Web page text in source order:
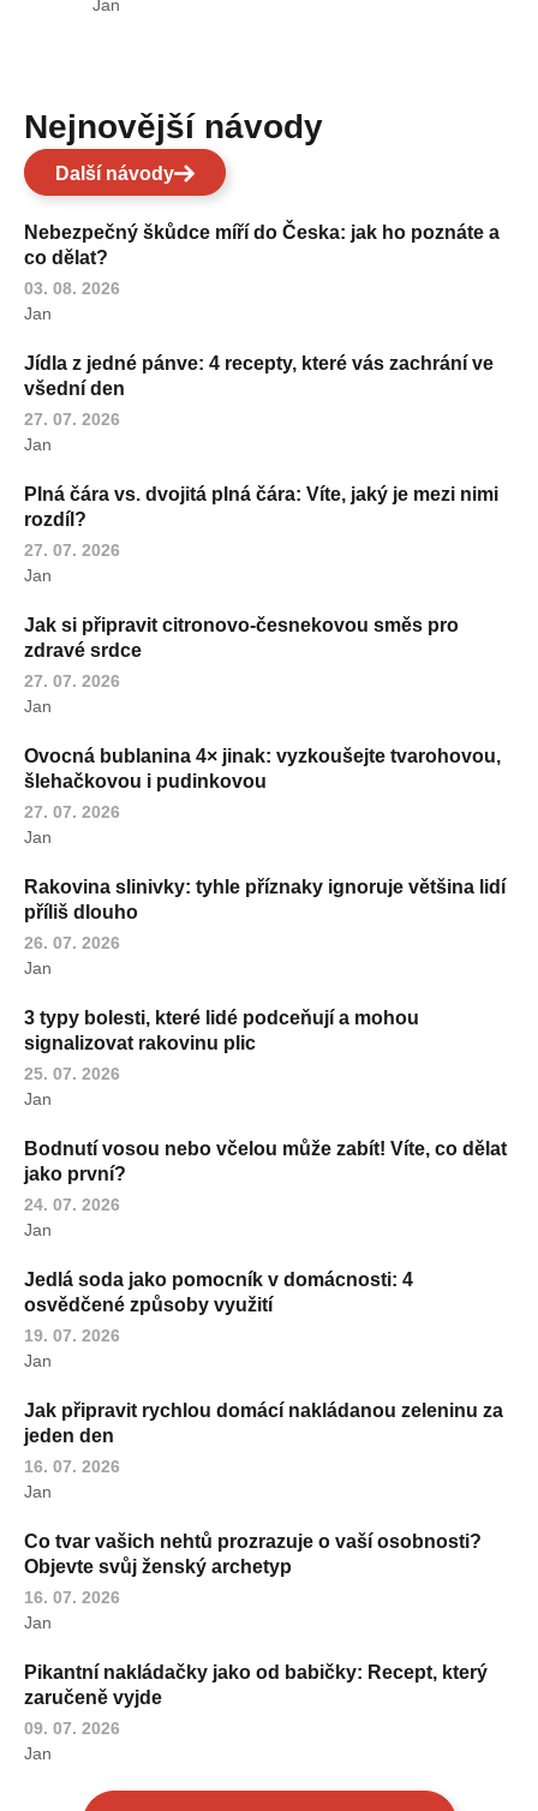
Jan
Nejnovější návody
Další návody
Nebezpečný škůdce míří do Česka: jak ho poznáte a
co dělat?
03. 08. 2026
Jan
Jídla z jedné pánve: 4 recepty, které vás zachrání ve
všední den
27. 07. 2026
Jan
Plná čára vs. dvojitá plná čára: Víte, jaký je mezi nimi
rozdíl?
27. 07. 2026
Jan
Jak si připravit citronovo-česnekovou směs pro
zdravé srdce
27. 07. 2026
Jan
Ovocná bublanina 4× jinak: vyzkoušejte tvarohovou,
šlehačkovou i pudinkovou
27. 07. 2026
Jan
Rakovina slinivky: tyhle příznaky ignoruje většina lidí
příliš dlouho
26. 07. 2026
Jan
3 typy bolesti, které lidé podceňují a mohou
signalizovat rakovinu plic
25. 07. 2026
Jan
Bodnutí vosou nebo včelou může zabít! Víte, co dělat
jako první?
24. 07. 2026
Jan
Jedlá soda jako pomocník v domácnosti: 4
osvědčené způsoby využití
19. 07. 2026
Jan
Jak připravit rychlou domácí nakládanou zeleninu za
jeden den
16. 07. 2026
Jan
Co tvar vašich nehtů prozrazuje o vaší osobnosti?
Objevte svůj ženský archetyp
16. 07. 2026
Jan
Pikantní nakládačky jako od babičky: Recept, který
zaručeně vyjde
09. 07. 2026
Jan